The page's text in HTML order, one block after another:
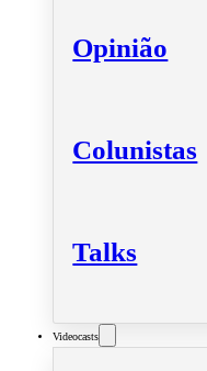
Opinião
Colunistas
Talks
Videocasts